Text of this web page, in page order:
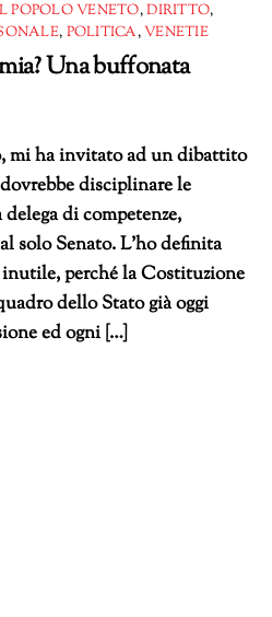
VENETO,DIRITTO,
, POLITICA,VENETIE
Una buffonata
mi ha invitato ad un dibattito
disciplinare le
di competenze,
solo Senato. L’ho definita
perché la Costituzione
dello Stato già oggi
ed ogni […]